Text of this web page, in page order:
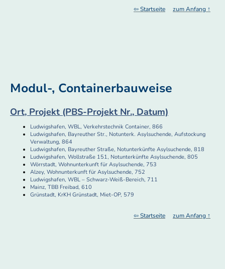
⇦ Startseite zum Anfang ↑
Modul-, Containerbauweise
Ort, Projekt (PBS-Projekt Nr., Datum)
Ludwigshafen, WBL, Verkehrstechnik Container, 866
Ludwigshafen, Bayreuther Str., Notunterk. Asylsuchende, Aufstockung
Verwaltung, 864
Ludwigshafen, Bayreuther Straße, Notunterkünfte Asylsuchende, 818
Ludwigshafen, Wollstraße 151, Notunterkünfte Asylsuchende, 805
Wörrstadt, Wohnunterkunft für Asylsuchende, 753
Alzey, Wohnunterkunft für Asylsuchende, 752
Ludwigshafen, WBL – Schwarz-Weiß-Bereich, 711
Mainz, TBB Freibad, 610
Grünstadt, KrKH Grünstadt, Miet-OP, 579
⇦ Startseite zum Anfang ↑